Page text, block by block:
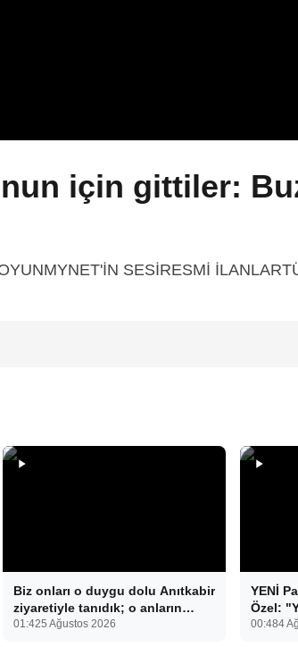
için gittiler:
SESİRESMİ
Biz onları o duygu dolu Anıtkabir
ziyaretiyle tanıdık; o anların
ardında ise 34 yıl sonra tüp
01:425 Ağustos 2026
YENİ
Özel:
olsun'
00:484